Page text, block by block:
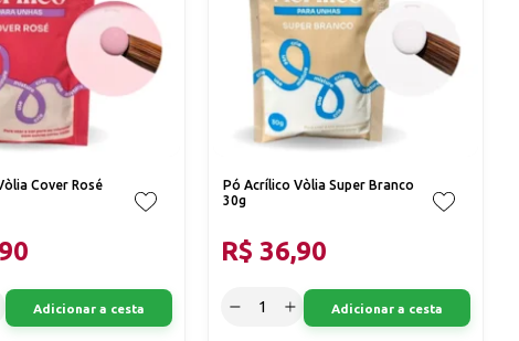
Cover Rosé
Adicionar a cesta
Pó Acrílico Vòlia Super Branco
30g
R$ 36,90
Adicionar a cesta